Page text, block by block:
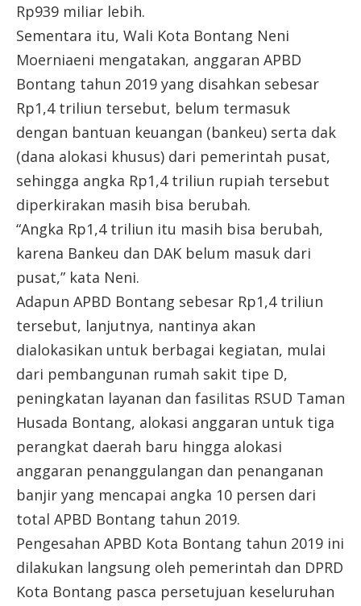
Rp939 miliar lebih.
Sementara itu, Wali Kota Bontang Neni
Moerniaeni mengatakan, anggaran APBD
Bontang tahun 2019 yang disahkan sebesar
Rp1,4 triliun tersebut, belum termasuk
dengan bantuan keuangan (bankeu) serta dak
(dana alokasi khusus) dari pemerintah pusat,
sehingga angka Rp1,4 triliun rupiah tersebut
diperkirakan masih bisa berubah.
“Angka Rp1,4 triliun itu masih bisa berubah,
karena Bankeu dan DAK belum masuk dari
pusat,” kata Neni.
Adapun APBD Bontang sebesar Rp1,4 triliun
tersebut, lanjutnya, nantinya akan
dialokasikan untuk berbagai kegiatan, mulai
dari pembangunan rumah sakit tipe D,
peningkatan layanan dan fasilitas RSUD Taman
Husada Bontang, alokasi anggaran untuk tiga
perangkat daerah baru hingga alokasi
anggaran penanggulangan dan penanganan
banjir yang mencapai angka 10 persen dari
total APBD Bontang tahun 2019.
Pengesahan APBD Kota Bontang tahun 2019 ini
dilakukan langsung oleh pemerintah dan DPRD
Kota Bontang pasca persetujuan keseluruhan